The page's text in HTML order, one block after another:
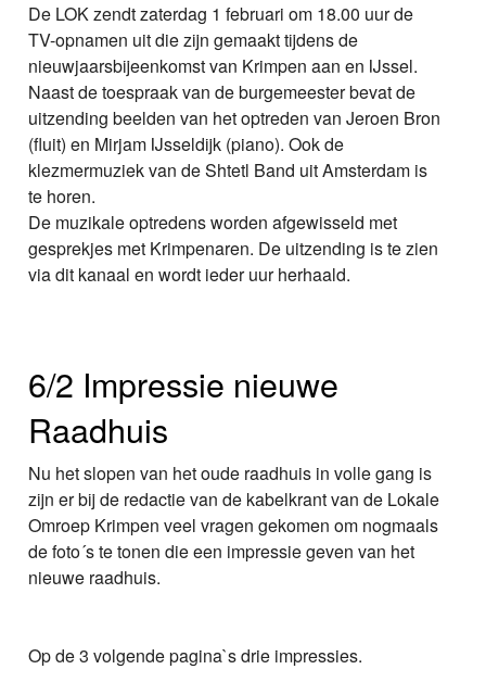
De LOK zendt zaterdag 1 februari om 18.00 uur de
TV-opnamen uit die zijn gemaakt tijdens de
nieuwjaarsbijeenkomst van Krimpen aan en IJssel.
Naast de toespraak van de burgemeester bevat de
uitzending beelden van het optreden van Jeroen Bron
(fluit) en Mirjam IJsseldijk (piano). Ook de
klezmermuziek van de Shtetl Band uit Amsterdam is
te horen.
De muzikale optredens worden afgewisseld met
gesprekjes met Krimpenaren. De uitzending is te zien
via dit kanaal en wordt ieder uur herhaald.
6/2 Impressie nieuwe
Raadhuis
Nu het slopen van het oude raadhuis in volle gang is
zijn er bij de redactie van de kabelkrant van de Lokale
Omroep Krimpen veel vragen gekomen om nogmaals
de foto´s te tonen die een impressie geven van het
nieuwe raadhuis.
Op de 3 volgende pagina`s drie impressies.